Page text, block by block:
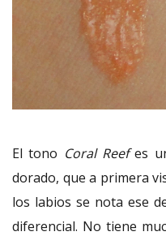
El tono Coral Reefes
dorado, que a primera
los labios se nota ese
diferencial. No tiene